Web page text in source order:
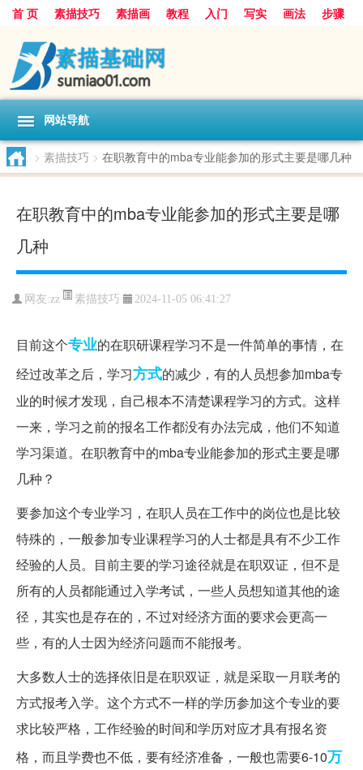
首 页 素描技巧 素描画 教程 入门 写实 画法
步骤
基础
超写实
网站导航
> 素描技巧 > 在职教育中的mba专业能参加的形式主要是哪几种
在职教育中的mba专业能参加的形式主要是哪
几种
网友:zz 素描技巧 2024-11-05 06:41:27
目前这个专业的在职研课程学习不是一件简单的事情，在
经过改革之后，学习方式的减少，有的人员想参加mba专
业的时候才发现，自己根本不清楚课程学习的方式。这样
一来，学习之前的报名工作都没有办法完成，他们不知道
学习渠道。在职教育中的mba专业能参加的形式主要是哪
几种？
要参加这个专业学习，在职人员在工作中的岗位也是比较
特殊的，一般参加专业课程学习的人士都是具有不少工作
经验的人员。目前主要的学习途径就是在职双证，但不是
所有的人员都能通过入学考试，一些人员想知道其他的途
径，其实也是存在的，不过对经济方面的要求会更高一
些，有的人士因为经济问题而不能报考。
大多数人士的选择依旧是在职双证，就是采取一月联考的
方式报考入学。这个方式不一样的学历参加这个专业的要
求比较严格，工作经验的时间和学历对应才具有报名资
格，而且学费也不低，要有经济准备，一般也需要6-10万